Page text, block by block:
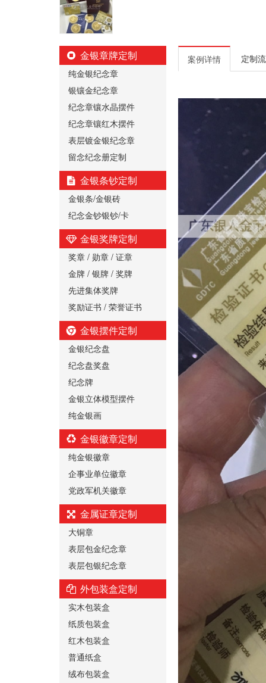
金银章牌定制
纯金银纪念章
银镶金纪念章
纪念章镶水晶摆件
纪念章镶红木摆件
表层镀金银纪念章
留念纪念册定制
金银条钞定制
金银条/金银砖
纪念金钞银钞/卡
金银奖牌定制
奖章 / 勋章 / 证章
金牌 / 银牌 / 奖牌
先进集体奖牌
奖励证书 / 荣誉证书
金银摆件定制
金银纪念盘
纪念盘奖盘
纪念牌
金银立体模型摆件
纯金银画
金银徽章定制
纯金银徽章
企事业单位徽章
党政军机关徽章
金属证章定制
大铜章
表层包金纪念章
表层包银纪念章
外包装盒定制
实木包装盒
纸质包装盒
红木包装盒
普通纸盒
绒布包装盒
案例详情 定制